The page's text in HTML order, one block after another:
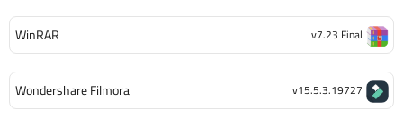
WinRAR v7.23 Final
Wondershare Filmora v15.5.3.19727